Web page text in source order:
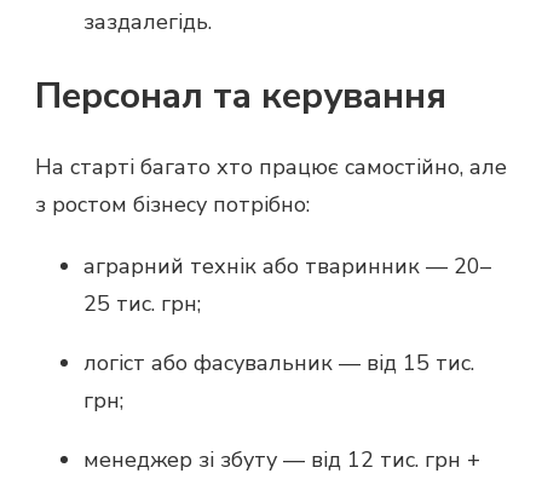
заздалегідь.
Персонал та керування
На старті багато хто працює самостійно, але
з ростом бізнесу потрібно:
аграрний технік або тваринник — 20–
25 тис. грн;
логіст або фасувальник — від 15 тис.
грн;
менеджер зі збуту — від 12 тис. грн +